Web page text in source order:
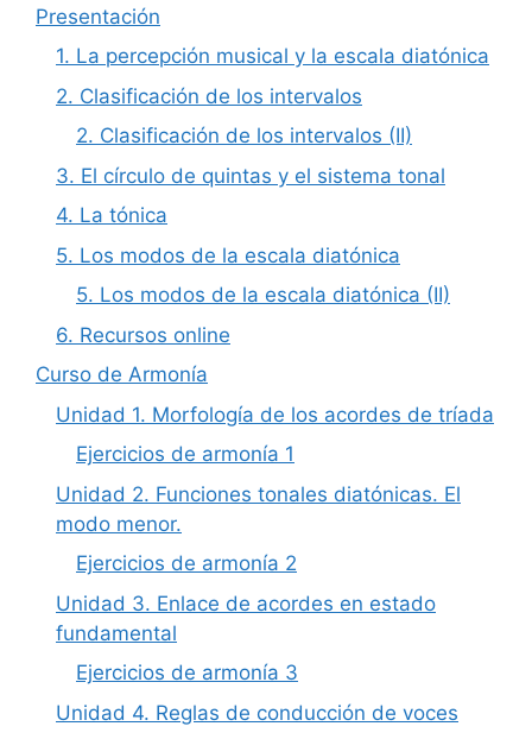
Presentación
1. La percepción musical y la escala diatónica
2. Clasificación de los intervalos
2. Clasificación de los intervalos (II)
3. El círculo de quintas y el sistema tonal
4. La tónica
5. Los modos de la escala diatónica
5. Los modos de la escala diatónica (II)
6. Recursos online
Curso de Armonía
Unidad 1. Morfología de los acordes de tríada
Ejercicios de armonía 1
Unidad 2. Funciones tonales diatónicas. El
modo menor.
Ejercicios de armonía 2
Unidad 3. Enlace de acordes en estado
fundamental
Ejercicios de armonía 3
Unidad 4. Reglas de conducción de voces